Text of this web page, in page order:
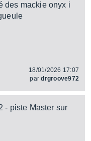
des mackie onyx i
18/01/2026 17:07
pardrgroove972
- piste Master sur